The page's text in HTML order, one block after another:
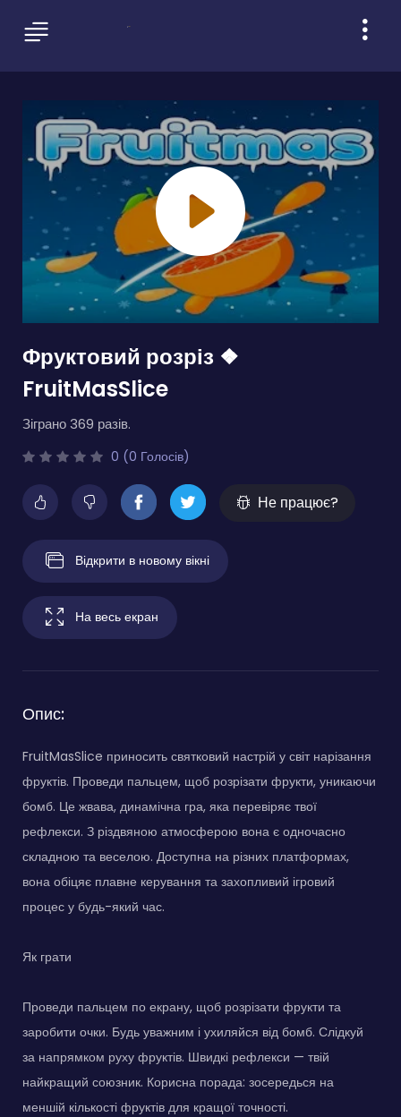
Фруктовий розріз ❖
FruitMasSlice
Зіграно 369 разів.
0 (0 Голосів)
Не працює?
Відкрити в новому вікні
На весь екран
Опис:
FruitMasSlice приносить святковий настрій у світ нарізання
фруктів. Проведи пальцем, щоб розрізати фрукти, уникаючи
бомб. Це жвава, динамічна гра, яка перевіряє твої
рефлекси. З різдвяною атмосферою вона є одночасно
складною та веселою. Доступна на різних платформах,
вона обіцяє плавне керування та захопливий ігровий
процес у будь-який час.
Як грати
Проведи пальцем по екрану, щоб розрізати фрукти та
заробити очки. Будь уважним і ухиляйся від бомб. Слідкуй
за напрямком руху фруктів. Швидкі рефлекси — твій
найкращий союзник. Корисна порада: зосередься на
меншій кількості фруктів для кращої точності.